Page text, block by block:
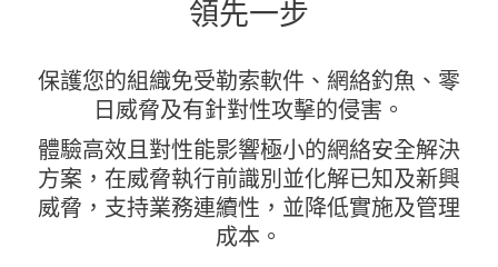
領先一步
保護您的組織免受勒索軟件、網絡釣魚、零
日威脅及有針對性攻擊的侵害。
體驗高效且對性能影響極小的網絡安全解決
方案，在威脅執行前識別並化解已知及新興
威脅，支持業務連續性，並降低實施及管理
成本。